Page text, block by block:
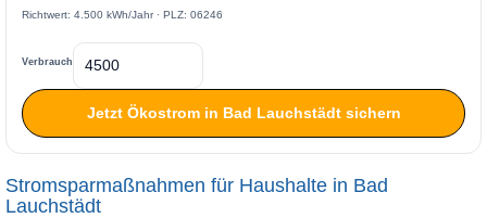
Richtwert: 4.500 kWh/Jahr · PLZ: 06246
Verbrauch
Jetzt Ökostrom in Bad Lauchstädt sichern
Stromsparmaßnahmen für Haushalte in Bad
Lauchstädt